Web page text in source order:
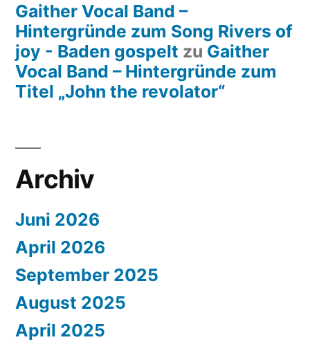
Gaither Vocal Band –
Hintergründe zum Song Rivers of
joy - Baden gospelt zu Gaither
Vocal Band – Hintergründe zum
Titel „John the revolator“
Archiv
Juni 2026
April 2026
September 2025
August 2025
April 2025